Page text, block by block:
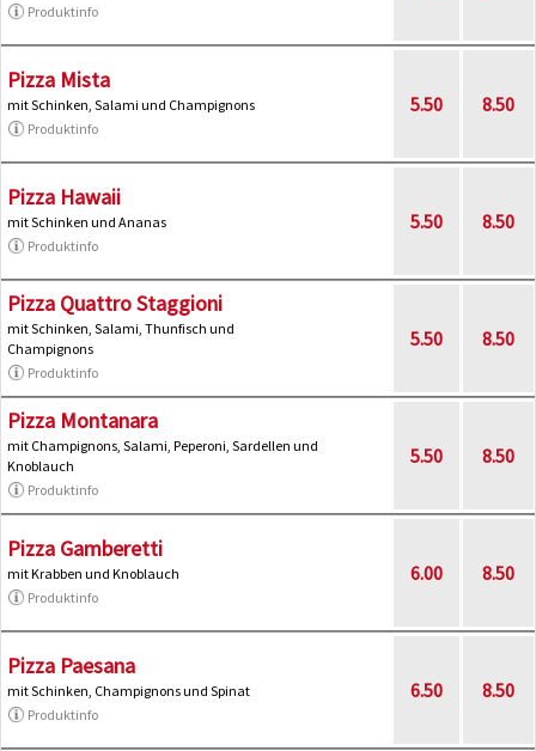
Produktinfo
Pizza Mista
mit Schinken, Salami und Champignons
Produktinfo
5.50 8.50
Pizza Hawaii
mit Schinken und Ananas
Produktinfo
5.50 8.50
Pizza Quattro Staggioni
mit Schinken, Salami, Thunfisch und
Champignons
Produktinfo
5.50 8.50
Pizza Montanara
mit Champignons, Salami, Peperoni, Sardellen und
Knoblauch
Produktinfo
5.50 8.50
Pizza Gamberetti
mit Krabben und Knoblauch
Produktinfo
6.00 8.50
Pizza Paesana
mit Schinken, Champignons und Spinat
Produktinfo
6.50 8.50